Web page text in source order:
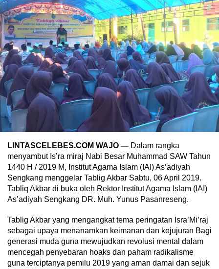
LINTASCELEBES.COM WAJO — Dalam rangka
menyambut Is’ra miraj Nabi Besar Muhammad SAW Tahun
1440 H / 2019 M, Institut Agama Islam (IAI) As’adiyah
Sengkang menggelar Tablig Akbar Sabtu, 06 April 2019.
Tabliq Akbar di buka oleh Rektor Institut Agama Islam (IAI)
As’adiyah Sengkang DR. Muh. Yunus Pasanreseng.
Tablig Akbar yang mengangkat tema peringatan Isra’Mi’raj
sebagai upaya menanamkan keimanan dan kejujuran Bagi
generasi muda guna mewujudkan revolusi mental dalam
mencegah penyebaran hoaks dan paham radikalisme
guna terciptanya pemilu 2019 yang aman damai dan sejuk